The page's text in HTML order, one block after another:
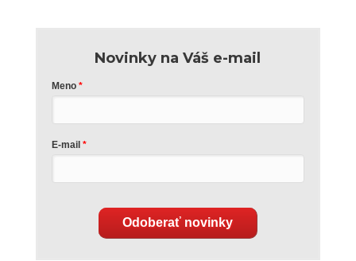
Novinky na Váš e-mail
Meno
E-mail
Odoberať novinky